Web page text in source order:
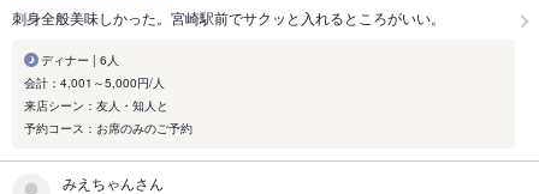
刺身全般美味しかった。宮崎駅前でサクッと入れるところがいい。
ディナー | 6人
会計：4,001～5,000円/人
来店シーン：友人・知人と
予約コース：お席のみのご予約
みえちゃんさん